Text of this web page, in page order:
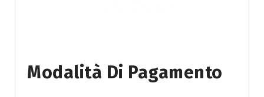
Modalità Di Pagamento